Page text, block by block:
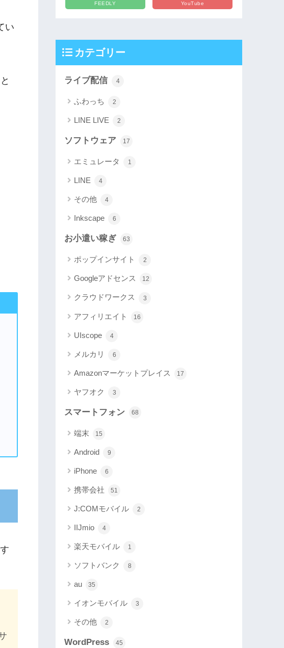
い
FEEDLY YouTube
カテゴリー
ライブ配信 4
ふわっち 2
LINE LIVE 2
ソフトウェア 17
エミュレータ 1
LINE 4
その他 4
Inkscape 6
お小遣い稼ぎ 63
ポップインサイト 2
Googleアドセンス 12
クラウドワークス 3
アフィリエイト 16
UIscope 4
メルカリ 6
Amazonマーケットプレイス 17
ヤフオク 3
スマートフォン 68
端末 15
Android 9
iPhone 6
携帯会社 51
J:COMモバイル 2
IIJmio 4
楽天モバイル 1
ソフトバンク 8
au 35
イオンモバイル 3
その他 2
WordPress 45